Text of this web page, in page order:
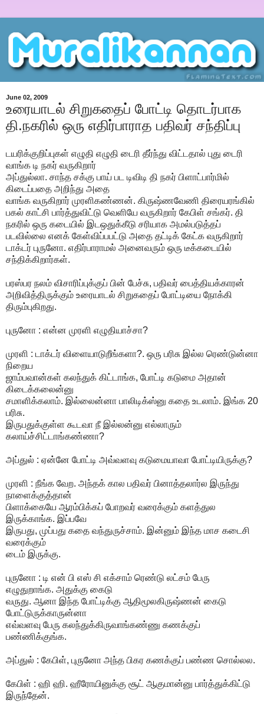
June 02, 2009
உரையாடல் சிறுகதைப் போட்டி தொடர்பாக
தி.நகரில் ஒரு எதிர்பாராத பதிவர் சந்திப்பு
டயரிக்குறிப்புகள் எழுதி எழுதி டைரி தீர்ந்து விட்டதால் புது டைரி
வாங்க டி நகர் வருகிறார்
அப்துல்லா. சாந்த சக்கு பாய் பட டிவிடி தி நகர் பிளாட்பார்மில்
கிடைப்பதை அறிந்து அதை
வாங்க வருகிறார் முரளிகண்ணன். கிருஷ்ணவேணி திரையரங்கில்
பகல் காட்சி பார்த்துவிட்டு வெளியே வருகிறார் கேபிள் சங்கர். தி
நகரில் ஒரு கடையில் இடஒதுக்கீடு சரியாக அமல்படுத்தப்
படவில்லை எனக் கேள்விப்பபட்டு அதை தட்டிக் கேட்க வருகிறார்
டாக்டர் புருனோ. எதிர்பாராமல் அனைவரும் ஒரு டீக்கடையில்
சந்திக்கிறார்கள்.
பரஸ்பர நலம் விசாரிப்புக்குப் பின் பேச்சு, பதிவர் பைத்தியக்காரன்
அறிவித்திருக்கும் உரையாடல் சிறுகதைப் போட்டியை நோக்கி
திரும்புகிறது.
புருனோ : என்ன முரளி எழுதியாச்சா?
முரளி : டாக்டர் விளையாடுறீங்களா?. ஒரு பரிசு இல்ல ரெண்டுன்னா
நிறைய
ஜாம்பவான்கள் கலந்துக் கிட்டாங்க, போட்டி கடுமை அதான்
கிடைக்கலைன்னு
சமாளிக்கலாம். இல்லைன்னா பாலிடிக்ஸ்னு கதை உடலாம். இங்க 20
பரிசு.
இருபதுக்குள்ள கூடவா நீ இல்லன்னு எல்லாரும்
கலாய்ச்சிட்டாங்கண்ணா?
அப்துல் : ஏன்னே போட்டி அவ்வளவு கடுமையாவா போட்டியிருக்கு?
முரளி : நீங்க வேற. அந்தக் கால பதிவர் பினாத்தலார்ல இருந்து
நாளைக்குத்தான்
பிளாக்கையே ஆரம்பிக்கப் போறவர் வரைக்கும் களத்துல
இருக்காங்க. இப்பவே
இருபது, முப்பது கதை வந்துருச்சாம். இன்னும் இந்த மாச கடைசி
வரைக்கும்
டைம் இருக்கு.
புருனோ : டி என் பி எஸ் சி எக்சாம் ரெண்டு லட்சம் பேரு
எழுதுறாங்க. அதுக்கு கைடு
வருது. ஆனா இந்த போட்டிக்கு ஆதிமூலகிருஷ்ணன் கைடு
போட்டுருக்காருன்னா
எவ்வளவு பேரு கலந்துக்கிருவாங்கண்ணு கணக்குப்
பண்ணிக்குங்க.
அப்துல் : கேபிள், புருனோ அந்த பிகர கணக்குப் பண்ண சொல்லல.
கேபிள் : ஹி ஹி. ஹீரோயினுக்கு சூட் ஆகுமான்னு பார்த்துக்கிட்டு
இருந்தேன்.